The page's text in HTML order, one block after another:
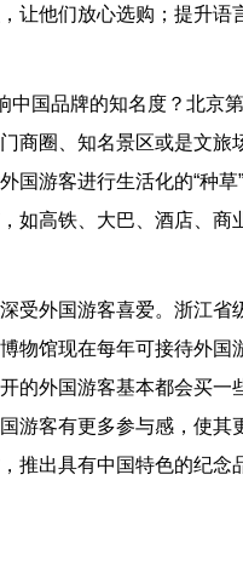
让他们放心选购；提升语
中国品牌的知名度？北京
商圈、知名景区或是文旅
国游客进行生活化的“种草
如高铁、大巴、酒店、商
受外国游客喜爱。浙江省
物馆现在每年可接待外国
的外国游客基本都会买一
游客有更多参与感，使其
推出具有中国特色的纪念